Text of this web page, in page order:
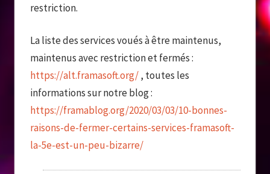
restriction.
La liste des services voués à être maintenus,
maintenus avec restriction et fermés :
https://alt.framasoft.org/, toutes les
informations sur notre blog :
https://framablog.org/2020/03/03/10-bonnes-
raisons-de-fermer-certains-services-framasoft-
la-5e-est-un-peu-bizarre/